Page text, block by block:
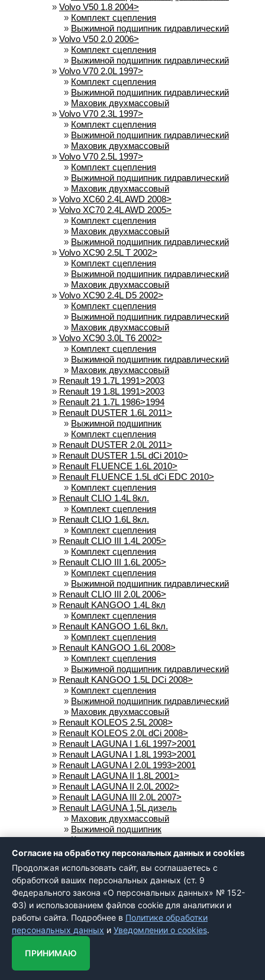
» Volvo V50 1.8 2004>
» Комплект сцепления
» Выжимной подшипник гидравлический
» Volvo V50 2.0 2006>
» Комплект сцепления
» Выжимной подшипник гидравлический
» Volvo V70 2.0L 1997>
» Комплект сцепления
» Выжимной подшипник гидравлический
» Маховик двухмассовый
» Volvo V70 2.3L 1997>
» Комплект сцепления
» Выжимной подшипник гидравлический
» Маховик двухмассовый
» Volvo V70 2.5L 1997>
» Комплект сцепления
» Выжимной подшипник гидравлический
» Маховик двухмассовый
» Volvo XC60 2.4L AWD 2008>
» Volvo XC70 2.4L AWD 2005>
» Комплект сцепления
» Маховик двухмассовый
» Выжимной подшипник гидравлический
» Volvo XC90 2.5L T 2002>
» Комплект сцепления
» Выжимной подшипник гидравлический
» Маховик двухмассовый
» Volvo XC90 2.4L D5 2002>
» Комплект сцепления
» Выжимной подшипник гидравлический
» Маховик двухмассовый
» Volvo XC90 3.0L T6 2002>
» Комплект сцепления
» Выжимной подшипник гидравлический
» Маховик двухмассовый
» Renault 19 1.7L 1991>2003
» Renault 19 1.8L 1991>2003
» Renault 21 1.7L 1986>1994
» Renault DUSTER 1.6L 2011>
» Выжимной подшипник
» Комплект сцепления
» Renault DUSTER 2.0L 2011>
» Renault DUSTER 1.5L dCi 2010>
» Renault FLUENCE 1.6L 2010>
» Renault FLUENCE 1.5L dCi EDC 2010>
» Комплект сцепления
» Renault CLIO 1.4L 8кл.
» Комплект сцепления
» Renault CLIO 1.6L 8кл.
» Комплект сцепления
» Renault CLIO III 1.4L 2005>
» Комплект сцепления
» Renault CLIO III 1.6L 2005>
» Комплект сцепления
» Выжимной подшипник гидравлический
» Renault CLIO III 2.0L 2006>
» Renault KANGOO 1.4L 8кл
» Комплект сцепления
» Renault KANGOO 1.6L 8кл.
» Комплект сцепления
» Renault KANGOO 1.6L 2008>
» Комплект сцепления
» Выжимной подшипник гидравлический
» Renault KANGOO 1.5L DCi 2008>
» Комплект сцепления
» Выжимной подшипник гидравлический
» Маховик двухмассовый
» Renault KOLEOS 2.5L 2008>
» Renault KOLEOS 2.0L dCi 2008>
» Renault LAGUNA I 1.6L 1997>2001
» Renault LAGUNA I 1.8L 1993>2001
» Renault LAGUNA I 2.0L 1993>2001
» Renault LAGUNA II 1.8L 2001>
» Renault LAGUNA II 2.0L 2002>
» Renault LAGUNA III 2.0L 2007>
» Renault LAGUNA 1,5L дизель
» Маховик двухмассовый
» Выжимной подшипник
»Комплект сцепления
»Renault LOGAN 1.4L 2004>
Комплект сцепления
» Renault LOGAN 1.6L
»Комплект сцепления
»Renault LOGAN 1.6L 16кл
»Комплект сцепления
»Renault MASTER 1.9L DCi 11/2001>
»
Комплект сцепления
»Выжимной подшипник гидравлический
»Комплект сцепление
»
Выжимной подшипник гидравлический
Этот сайт использует cookie-файлы и
другие технологии для улучшения его
работы. Продолжая работу с сайтом, Вы
разрешаете использование cookie-
файлов. Вы всегда можете отключить
файлы cookie в настройках Вашего
браузера.
Хорошо
Согласие на обработку персональных данных и cookies
Продолжая использовать сайт, вы соглашаетесь с
обработкой ваших персональных данных (ст. 9
Федерального закона «О персональных данных» № 152-
ФЗ) и использованием файлов cookie для аналитики и
работы сайта. Подробнее в Политике обработки
персональных данных и Уведомлении о cookies.
ПРИНИМАЮ